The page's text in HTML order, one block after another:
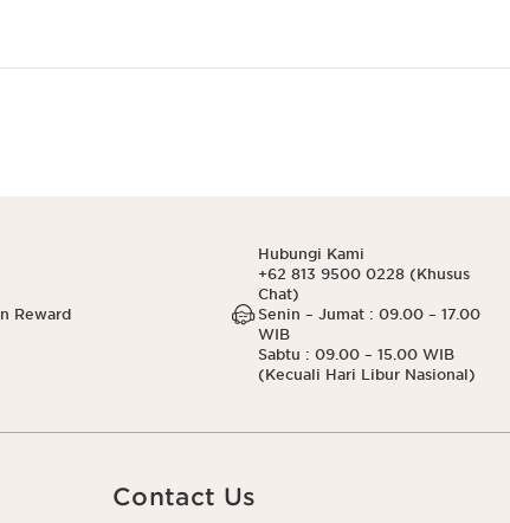
Reward
Hubungi Kami
+62 813 9500 0228 (Khusus
Chat)
Senin – Jumat : 09.00 – 17.00
WIB
Sabtu : 09.00 – 15.00 WIB
(Kecuali Hari Libur Nasional)
Contact Us